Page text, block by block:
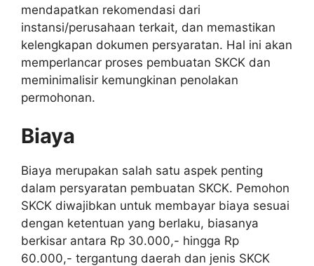
mendapatkan rekomendasi dari
instansi/perusahaan terkait, dan memastikan
kelengkapan dokumen persyaratan. Hal ini akan
memperlancar proses pembuatan SKCK dan
meminimalisir kemungkinan penolakan
permohonan.
Biaya
Biaya merupakan salah satu aspek penting
dalam persyaratan pembuatan SKCK. Pemohon
SKCK diwajibkan untuk membayar biaya sesuai
dengan ketentuan yang berlaku, biasanya
berkisar antara Rp 30.000,- hingga Rp
60.000,- tergantung daerah dan jenis SKCK